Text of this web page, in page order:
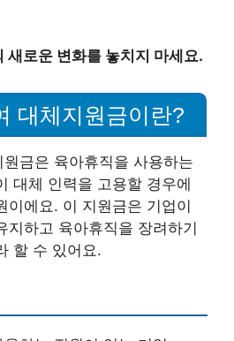
새로운 변화를 놓치지 마세요.
대체지원금이란?
금은 육아휴직을 사용하는
대체 인력을 고용할 경우에
이에요. 이 지원금은 기업이
지하고 육아휴직을 장려하기
할 수 있어요.